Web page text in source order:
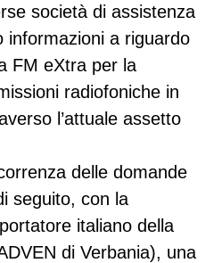
società di assistenza
informazioni a riguardo
FM eXtra per la
radiofoniche in
l’attuale assetto
delle domande
seguito, con la
italiano della
di Verbania), una